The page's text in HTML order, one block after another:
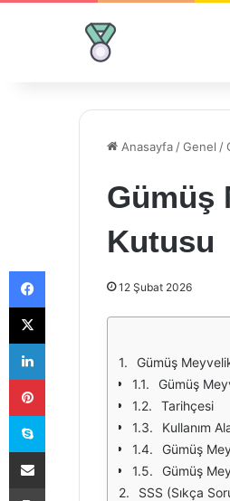
Anasayfa /Genel /
Gümüş
Kutusu
12 Şubat 2026
Gümüş
Gümüş
Tarihçesi
Kullanım
Gümüş
Gümüş
SSS (Sıkça
Facebook
X
LinkedIn
Pinterest
Skype
E-Posta ile paylaş